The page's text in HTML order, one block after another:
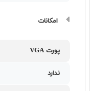
امکانات
پورت VGA
ندارد